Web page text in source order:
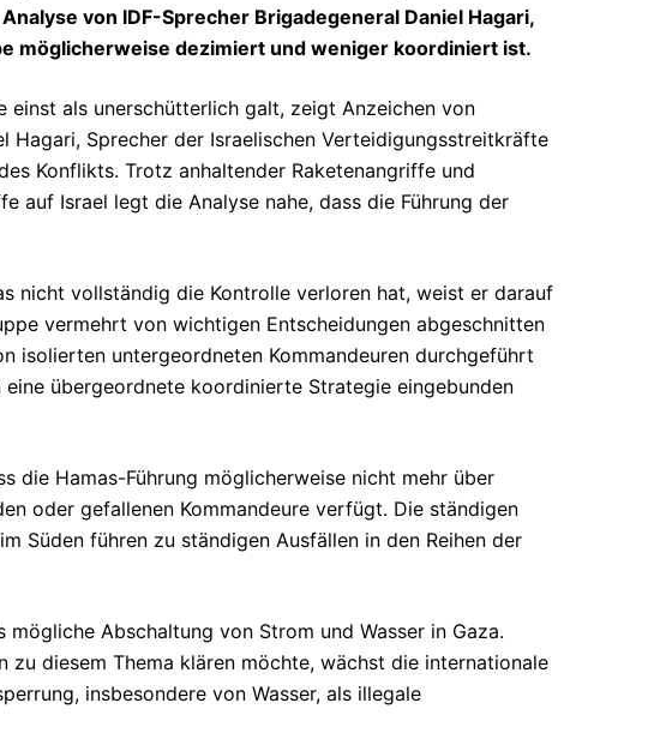
von IDF-Sprecher Brigadegeneral Daniel Hagari,
möglicherweise dezimiert und weniger koordiniert ist.
einst als unerschütterlich galt, zeigt Anzeichen von
Hagari, Sprecher der Israelischen Verteidigungsstreitkräfte
Konflikts. Trotz anhaltender Raketenangriffe und
auf Israel legt die Analyse nahe, dass die Führung der
nicht vollständig die Kontrolle verloren hat, weist er darauf
vermehrt von wichtigen Entscheidungen abgeschnitten
isolierten untergeordneten Kommandeuren durchgeführt
übergeordnete koordinierte Strategie eingebunden
die Hamas-Führung möglicherweise nicht mehr über
oder gefallenen Kommandeure verfügt. Die ständigen
Süden führen zu ständigen Ausfällen in den Reihen der
Abschaltung von Strom und Wasser in Gaza.
zu diesem Thema klären möchte, wächst die internationale
insbesondere von Wasser, als illegale